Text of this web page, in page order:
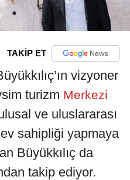
TAKİP ET
vizyoner
turizm Merkezi
ve uluslararası
sahipliği yapmaya
Büyükkılıç da
takip ediyor.